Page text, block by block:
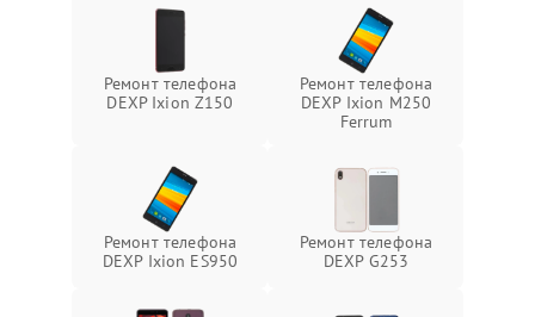
Ремонт телефона
DEXP Ixion Z150
Ремонт телефона
DEXP Ixion M250
Ferrum
Ремонт телефона
DEXP Ixion ES950
Ремонт телефона
DEXP G253